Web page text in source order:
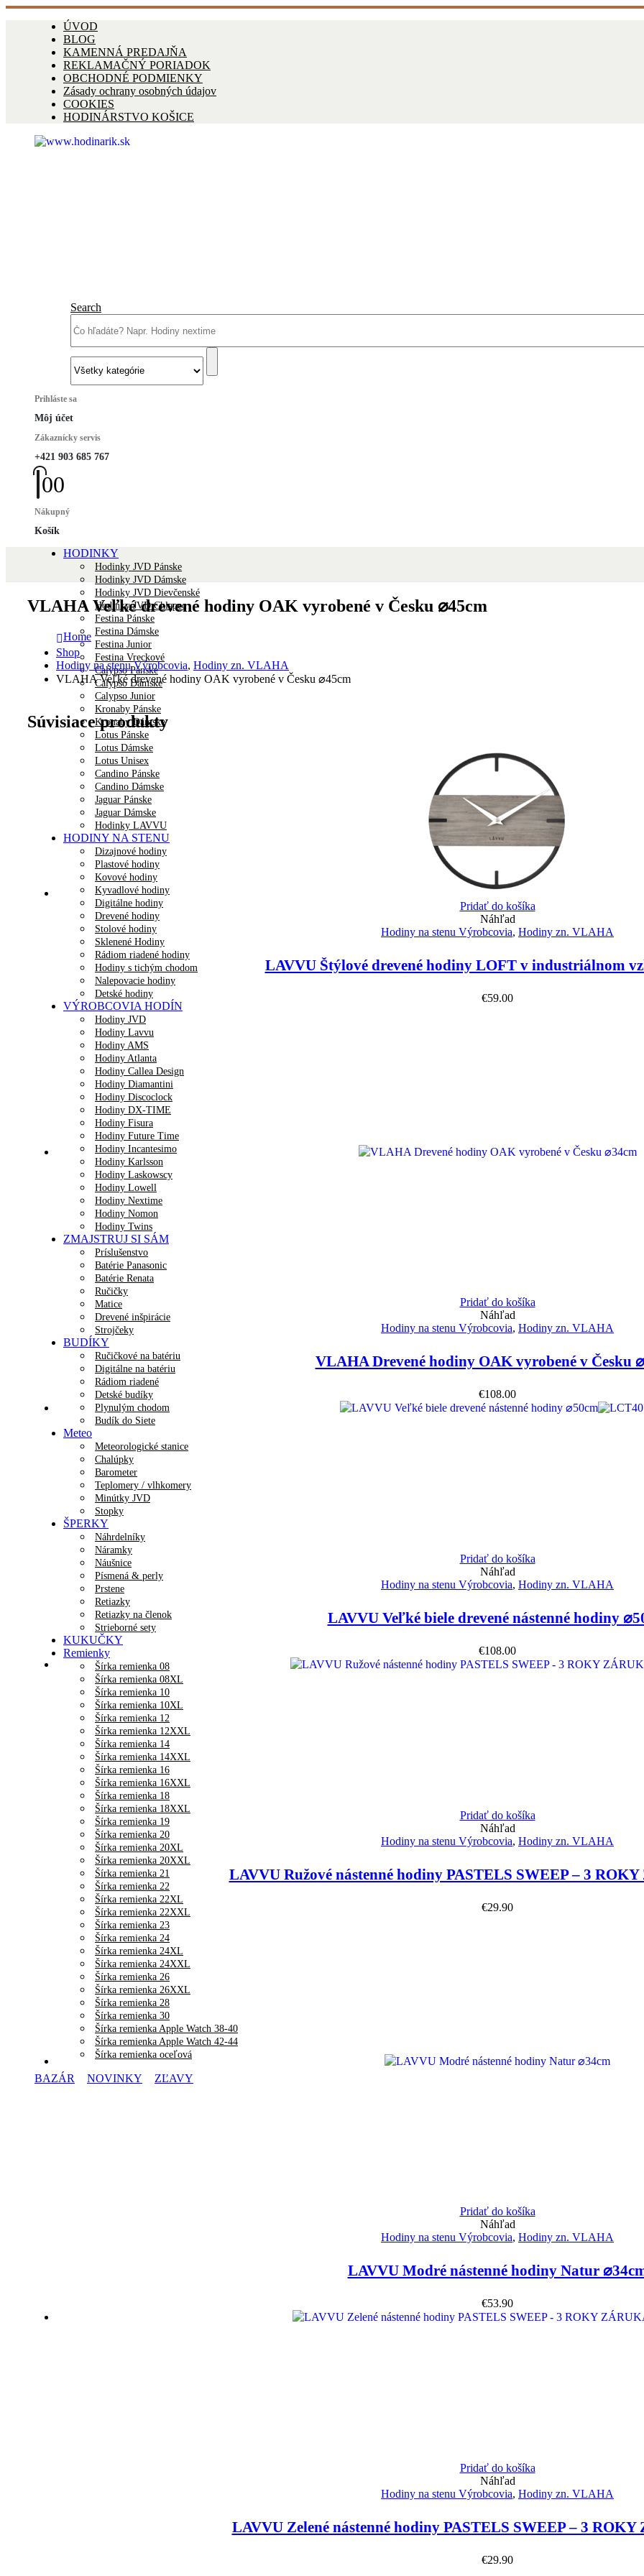
ÚVOD
BLOG
KAMENNÁ PREDAJŇA
REKLAMAČNÝ PORIADOK
OBCHODNÉ PODMIENKY
Zásady ochrany osobných údajov
COOKIES
HODINÁRSTVO KOŠICE
Search
Prihláste sa
Môj účet
Zákaznícky servis
+421 903 685 767
00
Nákupný
Košík
HODINKY
Hodinky JVD Pánske
Hodinky JVD Dámske
Hodinky JVD Dievčenské
Hodinky JVD Chlapec
Festina Pánske
Festina Dámske
Festina Junior
Festina Vreckové
Calypso Pánske
Calypso Dámske
Calypso Junior
Kronaby Pánske
Kronaby Dámske
Lotus Pánske
Lotus Dámske
Lotus Unisex
Candino Pánske
Candino Dámske
Jaguar Pánske
Jaguar Dámske
Hodinky LAVVU
HODINY NA STENU
Dizajnové hodiny
Plastové hodiny
Kovové hodiny
Kyvadlové hodiny
Digitálne hodiny
Drevené hodiny
Stolové hodiny
Sklenené Hodiny
Rádiom riadené hodiny
Hodiny s tichým chodom
Nalepovacie hodiny
Detské hodiny
VÝROBCOVIA HODÍN
Hodiny JVD
Hodiny Lavvu
Hodiny AMS
Hodiny Atlanta
Hodiny Callea Design
Hodiny Diamantini
Hodiny Discoclock
Hodiny DX-TIME
Hodiny Fisura
Hodiny Future Time
Hodiny Incantesimo
Hodiny Karlsson
Hodiny Laskowscy
Hodiny Lowell
Hodiny Nextime
Hodiny Nomon
Hodiny Twins
ZMAJSTRUJ SI SÁM
Príslušenstvo
Batérie Panasonic
Batérie Renata
Ručičky
Matice
Drevené inšpirácie
Strojčeky
BUDÍKY
Ručičkové na batériu
Digitálne na batériu
Rádiom riadené
Detské budíky
Plynulým chodom
Budík do Siete
Meteo
Meteorologické stanice
Chalúpky
Barometer
Teplomery / vlhkomery
Minútky JVD
Stopky
ŠPERKY
Náhrdelníky
Náramky
Náušnice
Písmená & perly
Prstene
Retiazky
Retiazky na členok
Strieborné sety
KUKUČKY
Remienky
Šírka remienka 08
Šírka remienka 08XL
Šírka remienka 10
Šírka remienka 10XL
Šírka remienka 12
Šírka remienka 12XXL
Šírka remienka 14
Šírka remienka 14XXL
Šírka remienka 16
Šírka remienka 16XXL
Šírka remienka 18
Šírka remienka 18XXL
Šírka remienka 19
Šírka remienka 20
Šírka remienka 20XL
Šírka remienka 20XXL
Šírka remienka 21
Šírka remienka 22
Šírka remienka 22XL
Šírka remienka 22XXL
Šírka remienka 23
Šírka remienka 24
Šírka remienka 24XL
Šírka remienka 24XXL
Šírka remienka 26
Šírka remienka 26XXL
Šírka remienka 28
Šírka remienka 30
Šírka remienka Apple Watch 38-40
Šírka remienka Apple Watch 42-44
Šírka remienka oceľová
BAZÁR NOVINKY ZĽAVY
VLAHA Veľké drevené hodiny OAK vyrobené v Česku ⌀45cm
Home
Shop
Hodiny na stenu Výrobcovia, Hodiny zn. VLAHA
VLAHA Veľké drevené hodiny OAK vyrobené v Česku ⌀45cm
Súvisiace produkty
Pridať do košíka
Náhľad
Hodiny na stenu Výrobcovia, Hodiny zn. VLAHA
LAVVU Štýlové drevené hodiny LOFT v industriálnom
€59.00
Pridať do košíka
Náhľad
Hodiny na stenu Výrobcovia, Hodiny zn. VLAHA
VLAHA Drevené hodiny OAK vyrobené v Česku
€108.00
Pridať do košíka
Náhľad
Hodiny na stenu Výrobcovia, Hodiny zn. VLAHA
LAVVU Veľké biele drevené nástenné hodiny
€108.00
Pridať do košíka
Náhľad
Hodiny na stenu Výrobcovia, Hodiny zn. VLAHA
LAVVU Ružové nástenné hodiny PASTELS SWEEP – 3
€29.90
Pridať do košíka
Náhľad
Hodiny na stenu Výrobcovia, Hodiny zn. VLAHA
LAVVU Modré nástenné hodiny Natur
€53.90
Pridať do košíka
Náhľad
Hodiny na stenu Výrobcovia, Hodiny zn. VLAHA
LAVVU Zelené nástenné hodiny PASTELS SWEEP – 3
€29.90